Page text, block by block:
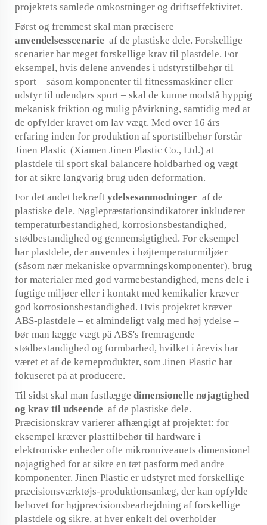
projektets samlede omkostninger og driftseffektivitet.
Først og fremmest skal man præcisere
anvendelsesscenarie af de plastiske dele. Forskellige
scenarier har meget forskellige krav til plastdele. For
eksempel, hvis delene anvendes i udstyrstilbehør til
sport – såsom komponenter til fitnessmaskiner eller
udstyr til udendørs sport – skal de kunne modstå hyppig
mekanisk friktion og mulig påvirkning, samtidig med at
de opfylder kravet om lav vægt. Med over 16 års
erfaring inden for produktion af sportstilbehør forstår
Jinen Plastic (Xiamen Jinen Plastic Co., Ltd.) at
plastdele til sport skal balancere holdbarhed og vægt
for at sikre langvarig brug uden deformation.
For det andet bekræft ydelsesanmodninger af de
plastiske dele. Nøglepræstationsindikatorer inkluderer
temperaturbestandighed, korrosionsbestandighed,
stødbestandighed og gennemsigtighed. For eksempel
har plastdele, der anvendes i højtemperaturmiljøer
(såsom nær mekaniske opvarmningskomponenter), brug
for materialer med god varmebestandighed, mens dele i
fugtige miljøer eller i kontakt med kemikalier kræver
god korrosionsbestandighed. Hvis projektet kræver
ABS-plastdele – et almindeligt valg med høj ydelse –
bør man lægge vægt på ABS's fremragende
stødbestandighed og formbarhed, hvilket i årevis har
været et af de kerneprodukter, som Jinen Plastic har
fokuseret på at producere.
Til sidst skal man fastlægge dimensionelle nøjagtighed
og krav til udseende af de plastiske dele.
Præcisionskrav varierer afhængigt af projektet: for
eksempel kræver plasttilbehør til hardware i
elektroniske enheder ofte mikronniveauets dimensionel
nøjagtighed for at sikre en tæt pasform med andre
komponenter. Jinen Plastic er udstyret med forskellige
præcisionsværktøjs-produktionsanlæg, der kan opfylde
behovet for højpræcisionsbearbejdning af forskellige
plastdele og sikre, at hver enkelt del overholder